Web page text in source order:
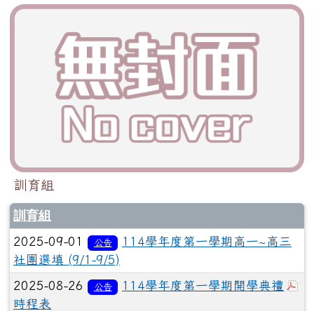
訓育組
訓育組
2025-09-01 公告
114學年度第一學期高一~高三
社團選填 (9/1-9/5)
2025-08-26 公告
114學年度第一學期開學典禮
時程表